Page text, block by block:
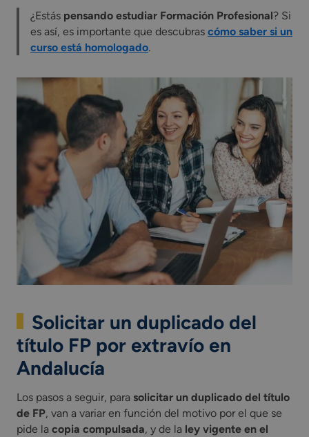
¿Estás pensando estudiar Formación Profesional? Si
es así, es importante que descubras cómo saber si un
curso está homologado.
Solicitar un duplicado del
título FP por extravío en
Andalucía
Los pasos a seguir, para solicitar un duplicado del título
de FP, van a variar en función del motivo por el que se
pide la copia compulsada, y de la ley vigente en el